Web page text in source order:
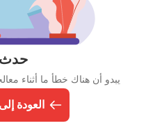
حدث
يبدو أن هناك خطأ ما أثناء
العودة